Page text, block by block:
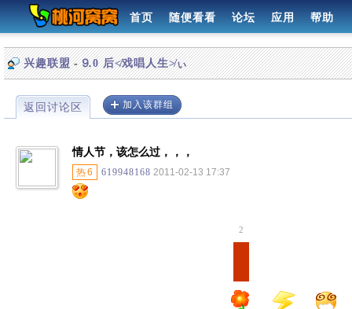
首页 随便看看 论坛 应用 帮助
兴趣联盟-⒐0 后≮戏唱人生≯ぃ
返回讨论区 加入该群组
情人节，该怎么过，，，
热6 619948168 2011-02-13 17:37
2